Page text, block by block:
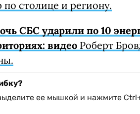
по столице и региону.
СБС ударили по 10
видео Роберт
ее мышкой и нажмите